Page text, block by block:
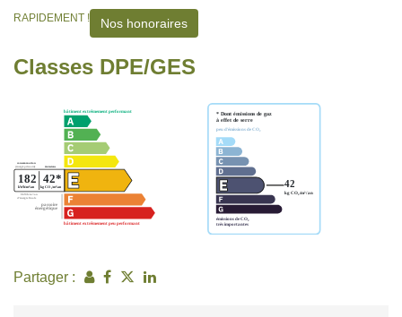
RAPIDEMENT ! Nos honoraires
Classes DPE/GES
Partager :